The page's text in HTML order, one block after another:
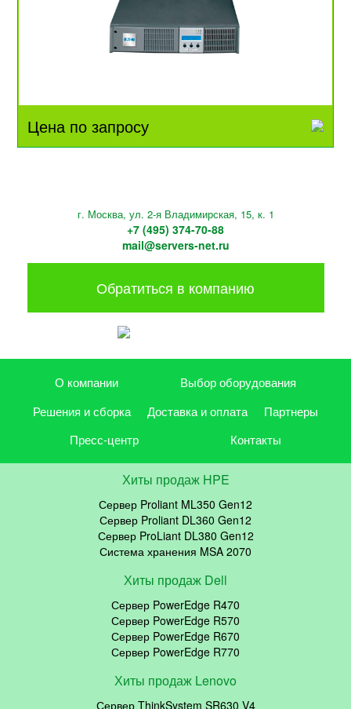
Цена по запросу
г. Москва, ул. 2-я Владимирская, 15, к. 1
+7 (495) 374-70-88
mail@servers-net.ru
Обратиться в компанию
О компании
Выбор оборудования
Решения и сборка
Доставка и оплата
Партнеры
Пресс-центр
Контакты
Хиты продаж HPE
Сервер Proliant ML350 Gen12
Сервер Proliant DL360 Gen12
Сервер ProLiant DL380 Gen12
Система хранения MSA 2070
Хиты продаж Dell
Сервер PowerEdge R470
Сервер PowerEdge R570
Сервер PowerEdge R670
Сервер PowerEdge R770
Хиты продаж Lenovo
Сервер ThinkSystem SR630 V4